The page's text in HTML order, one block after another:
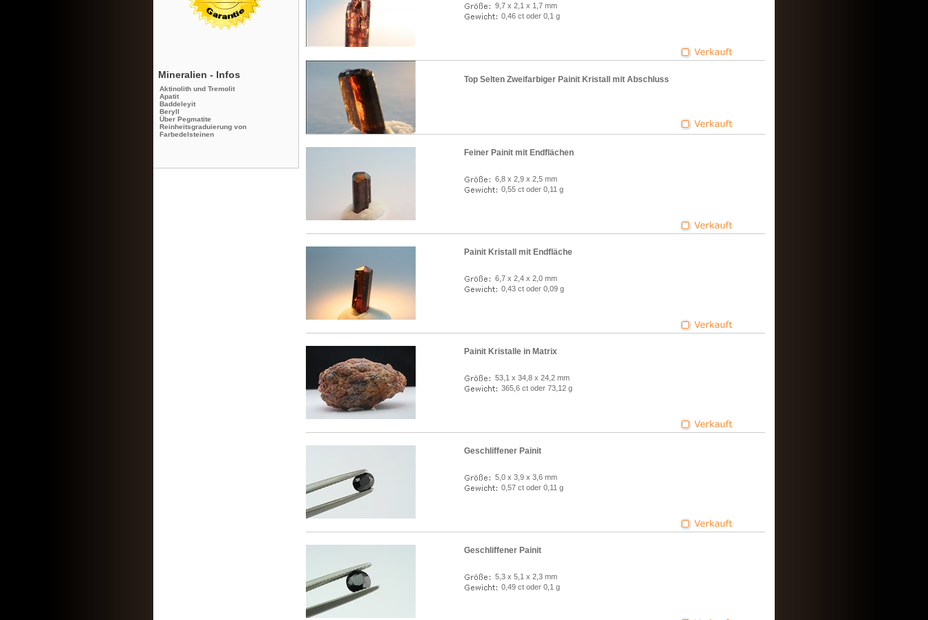
Mineralien - Infos
Aktinolith und Tremolit
Apatit
Baddeleyit
Beryll
Über Pegmatite
Reinheitsgraduierung von
Farbedelsteinen
9,7 x 2,1 x 1,7 mm
0,46 ct oder 0,1 g
Top Selten Zweifarbiger Painit Kristall mit Abschluss
Feiner Painit mit Endflächen
6,8 x 2,9 x 2,5 mm
0,55 ct oder 0,11 g
Painit Kristall mit Endfläche
6,7 x 2,4 x 2,0 mm
0,43 ct oder 0,09 g
Painit Kristalle in Matrix
53,1 x 34,8 x 24,2 mm
365,6 ct oder 73,12 g
Geschliffener Painit
5,0 x 3,9 x 3,6 mm
0,57 ct oder 0,11 g
Geschliffener Painit
5,3 x 5,1 x 2,3 mm
0,49 ct oder 0,1 g